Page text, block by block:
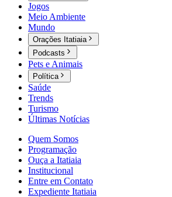
Jogos
Meio Ambiente
Mundo
Orações Itatiaia
Podcasts
Pets e Animais
Política
Saúde
Trends
Turismo
Últimas Notícias
Quem Somos
Programação
Ouça a Itatiaia
Institucional
Entre em Contato
Expediente Itatiaia